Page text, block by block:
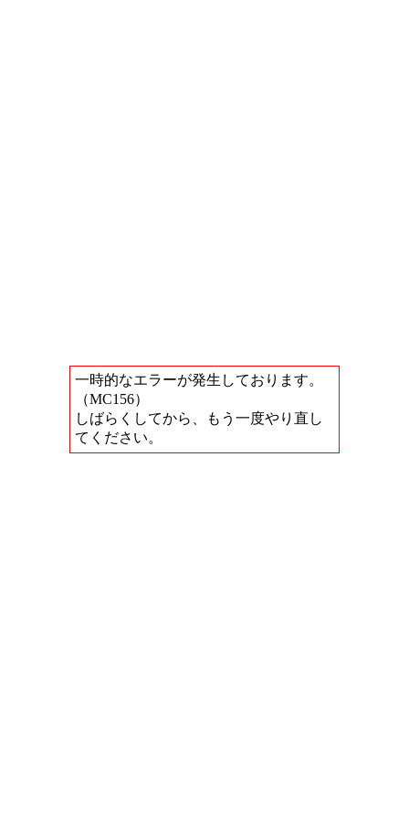
一時的なエラーが発生しております。
（MC156）
しばらくしてから、もう一度やり直し
てください。